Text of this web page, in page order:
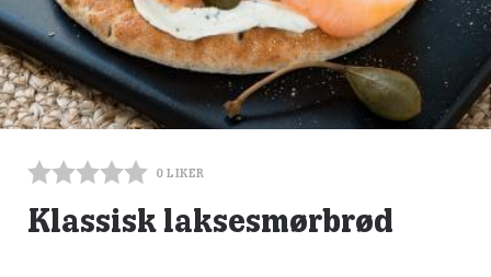
0 LIKER
Klassisk laksesmørbrød